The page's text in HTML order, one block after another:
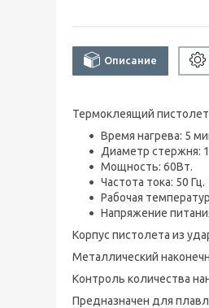
Описание
Термоклеящий пистолет
Время нагрева: 5
Диаметр стержня:
Мощность: 60Вт.
Частота тока: 50 Гц.
Рабочая
Напряжение
Корпус пистолета из
Металлический
Контроль количества
Предназначен для